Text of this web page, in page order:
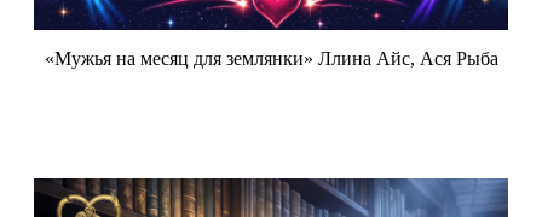
«Мужья на месяц для землянки» Ллина Айс, Ася Рыба